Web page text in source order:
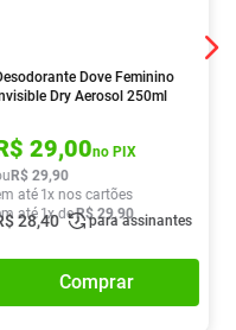
Dove Feminino
Dry Aerosol 250ml
29,00no PIX
R$ 29,90
até 1x nos cartões
até 1x deR$ 29,90
28,40 para assinantes
Comprar